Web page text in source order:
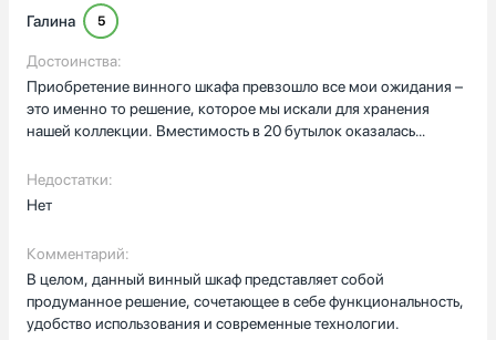
условий хранения вина.
Галина 5
Достоинства:
Приобретение винного шкафа превзошло все мои ожидания –
это именно то решение, которое мы искали для хранения
нашей коллекции. Вместимость в 20 бутылок оказалась
коллекции, при этом шкаф не занимает много пространства на
кухне или в баре.Система управления построена на
температуры осуществляется плавно и точно, что критически
важно для правильного хранения вина. Интуитивно понятный
дисплей отображает все необходимые параметры, а
управление происходит буквально в пару
Недостатки:
Нет
Комментарий:
В целом, данный винный шкаф представляет собой
продуманное решение, сочетающее в себе функциональность,
удобство использования и современные технологии.